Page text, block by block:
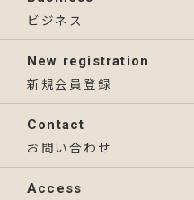
ビジネス
New registration
新規会員登録
Contact
お問い合わせ
Access